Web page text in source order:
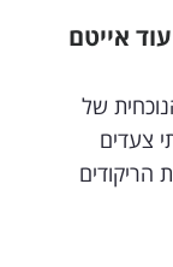
אייטם
של
צעדים